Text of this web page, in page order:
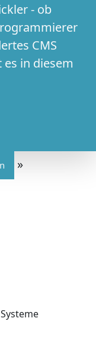
- ob
CMS
in diesem
»